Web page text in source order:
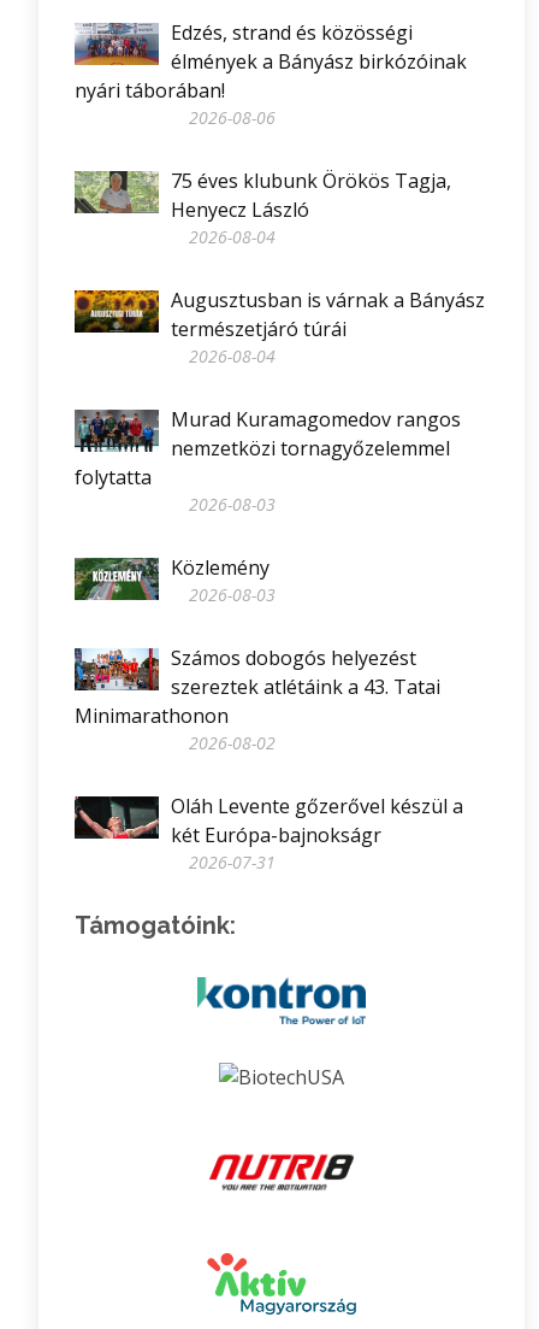
Edzés, strand és közösségi
élmények a Bányász birkózóinak
nyári táborában!
2026-08-06
75 éves klubunk Örökös Tagja,
Henyecz László
2026-08-04
Augusztusban is várnak a Bányász
természetjáró túrái
2026-08-04
Murad Kuramagomedov rangos
nemzetközi tornagyőzelemmel
folytatta
2026-08-03
Közlemény
2026-08-03
Számos dobogós helyezést
szereztek atlétáink a 43. Tatai
Minimarathonon
2026-08-02
Oláh Levente gőzerővel készül a
két Európa-bajnokságr
2026-07-31
Támogatóink: